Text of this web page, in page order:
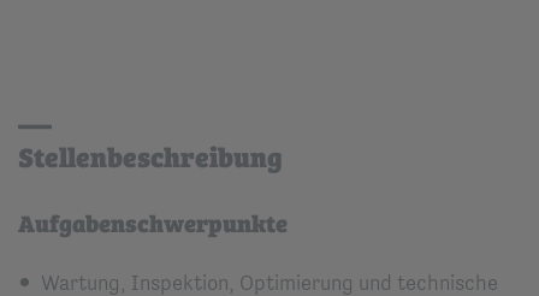
Stellenbeschreibung
Aufgabenschwerpunkte
Wartung, Inspektion, Optimierung und technische